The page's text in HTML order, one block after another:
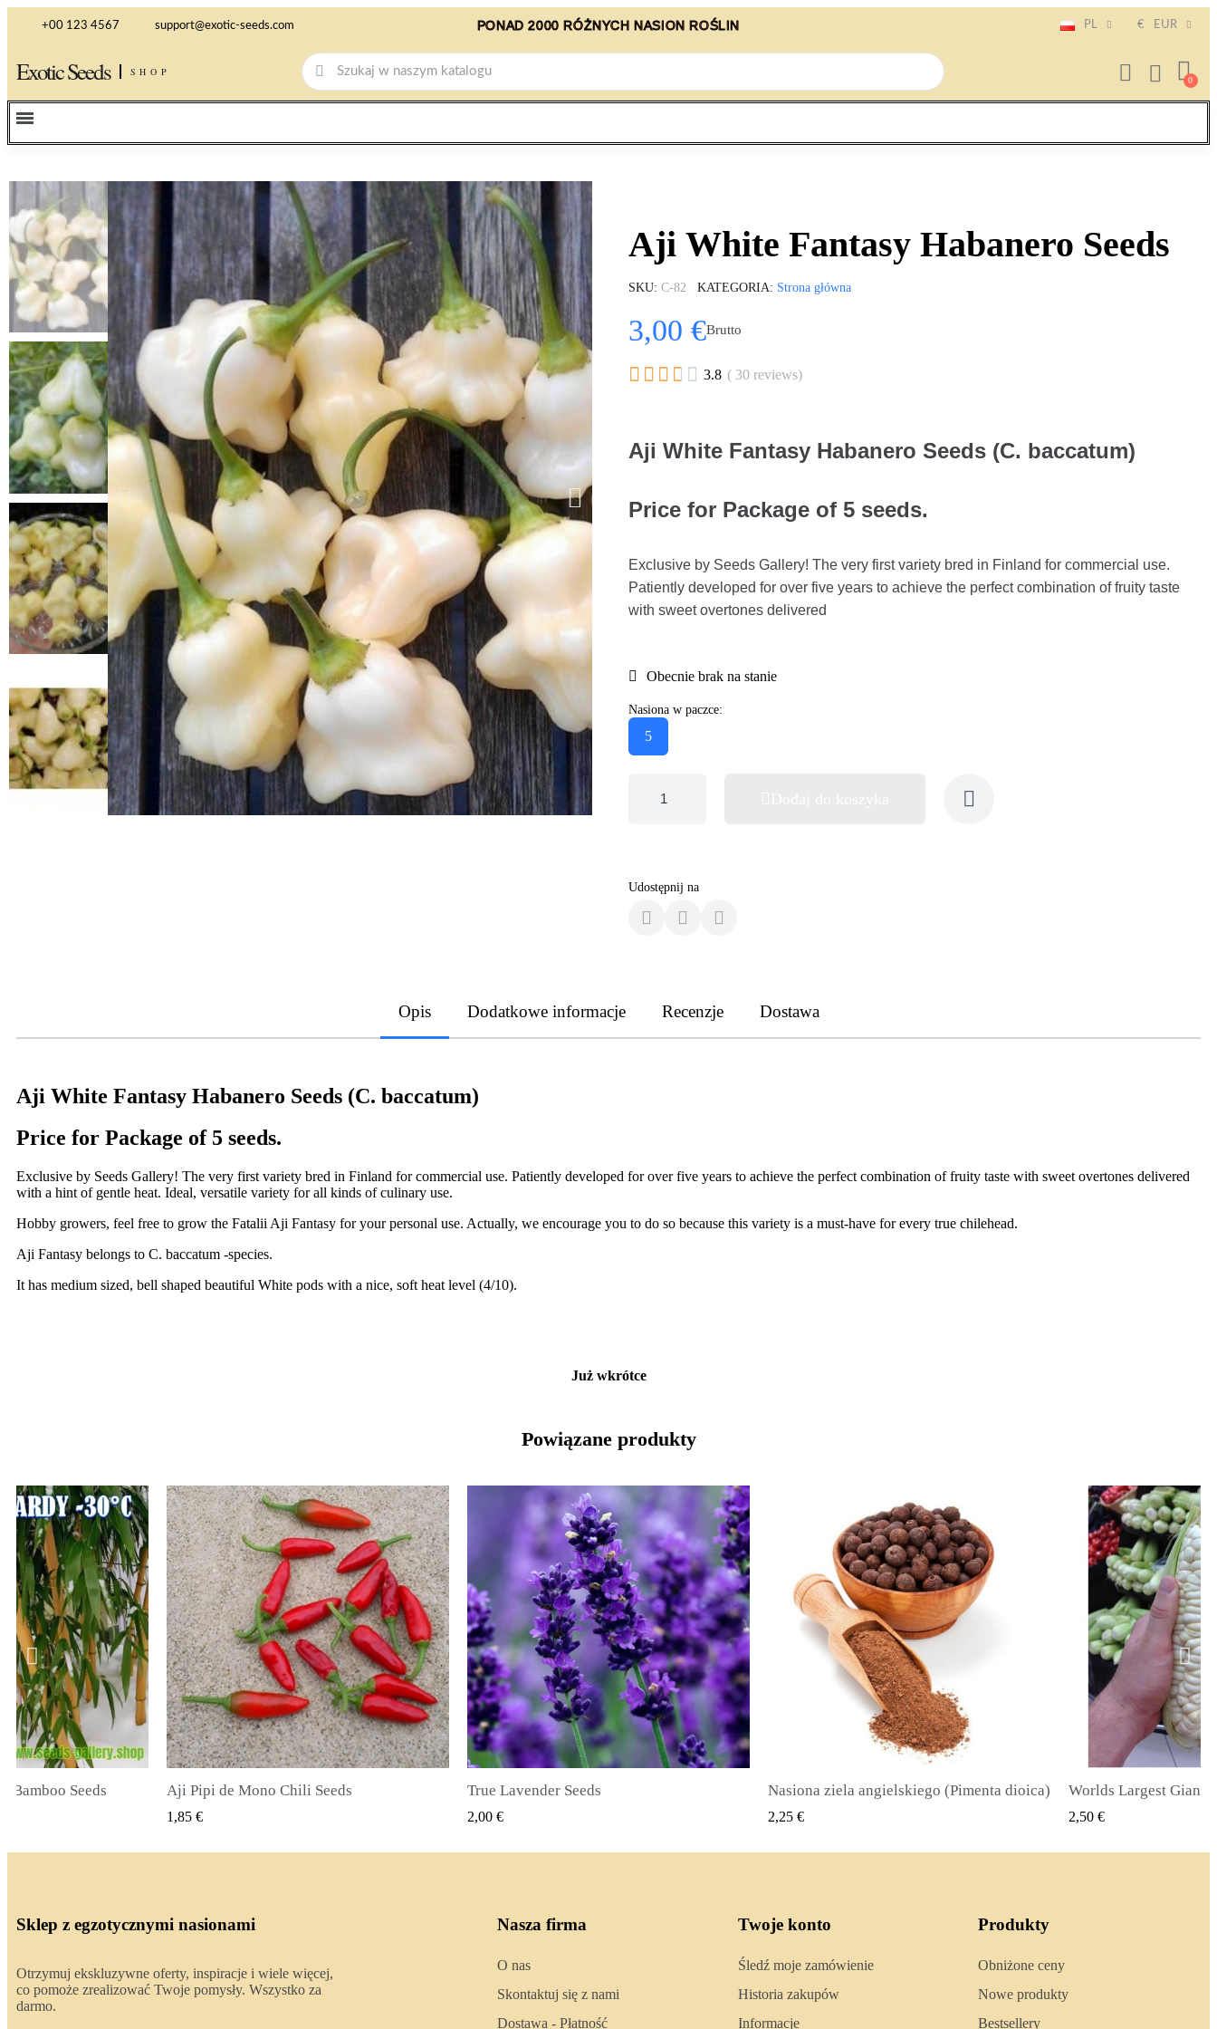
+00 123 4567 support@exotic-seeds.com PONAD 2000 RÓŻNYCH NASION ROŚLIN PL € EUR
Exotic Seeds SHOP
Aji White Fantasy Habanero Seeds
SKU C-82 KATEGORIA Strona główna
3,00 €Brutto
     3.8 ( 30 reviews)
Aji White Fantasy Habanero Seeds (C. baccatum)
Price for Package of 5 seeds.
Exclusive by Seeds Gallery! The very first variety bred in Finland for commercial use.
Patiently developed for over five years to achieve the perfect combination of fruity taste
with sweet overtones delivered
Obecnie brak na stanie
Nasiona w paczce:
5
Udostępnij na
Opis Dodatkowe informacje Recenzje Dostawa
Aji White Fantasy Habanero Seeds (C. baccatum)
Price for Package of 5 seeds.
Exclusive by Seeds Gallery! The very first variety bred in Finland for commercial use. Patiently developed for over five years to achieve the perfect combination of fruity taste with sweet overtones delivered
with a hint of gentle heat. Ideal, versatile variety for all kinds of culinary use.
Hobby growers, feel free to grow the Fatalii Aji Fantasy for your personal use. Actually, we encourage you to do so because this variety is a must-have for every true chilehead.
Aji Fantasy belongs to C. baccatum -species.
It has medium sized, bell shaped beautiful White pods with a nice, soft heat level (4/10).
Już wkrótce
Powiązane produkty
Seeds SZYBKI PODGLĄD
True Lavender Seeds
2,00 €
SZYBKI PODGLĄD
Nasiona ziela angielskiego (Pimenta dioica)
2,25 €
SZYBKI PODGLĄD Worlds Largest Giant Corn Seeds Cuzco - Cusco
2,50 €
SZYBKI
2,40 €
Sklep z egzotycznymi nasionami
Otrzymuj ekskluzywne oferty, inspiracje i wiele więcej,
co pomoże zrealizować Twoje pomysły. Wszystko za
darmo.
Nasza firma
O nas
Skontaktuj się z nami
Dostawa - Płatność
Twoje konto
Śledź moje zamówienie
Historia zakupów
Informacje
Produkty
Obniżone ceny
Nowe produkty
Bestsellery